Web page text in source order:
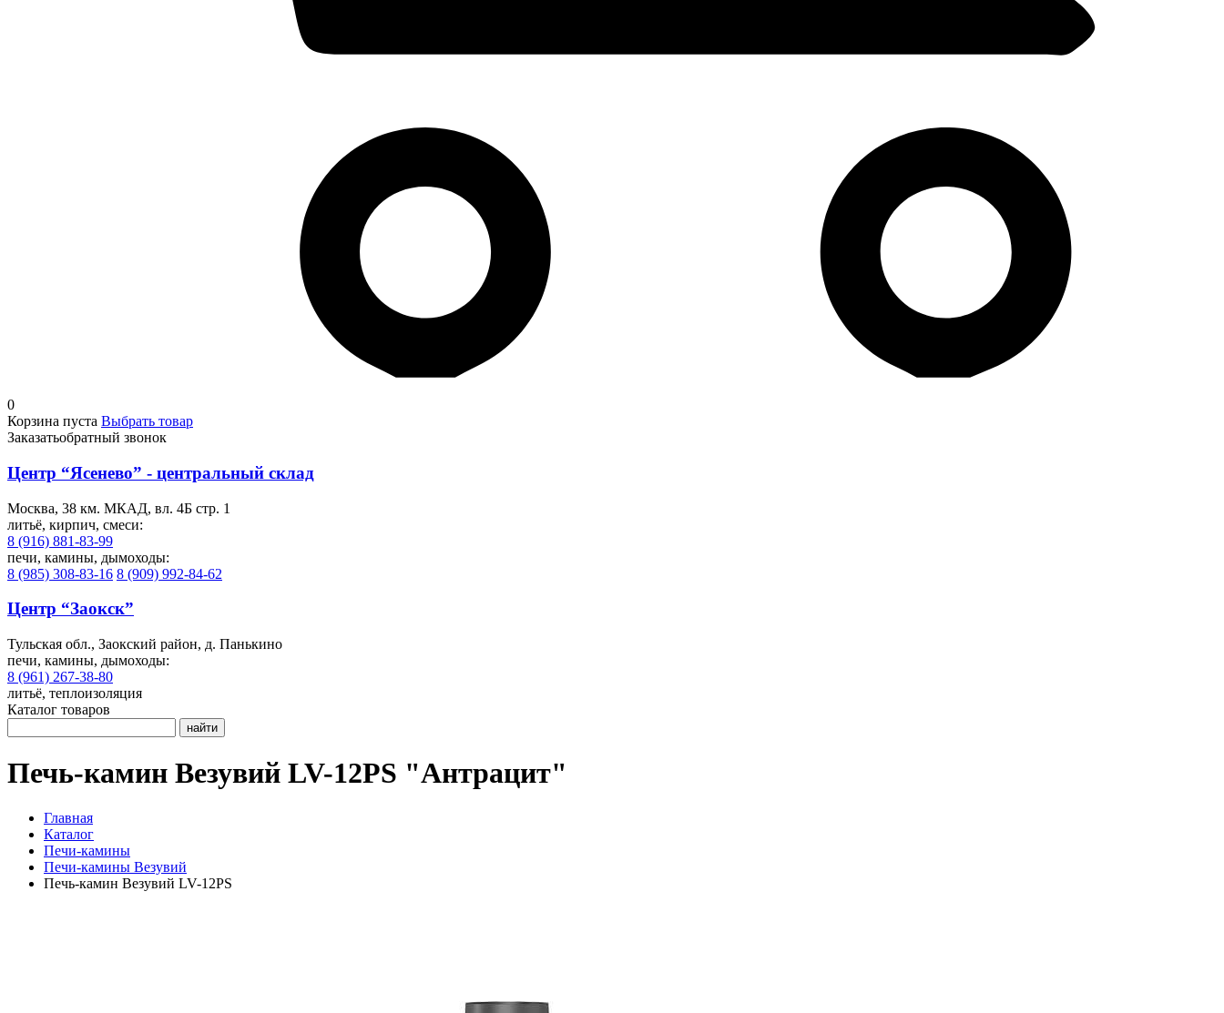
0
Корзина пуста Выбрать товар
Заказатьобратный звонок
Центр “Ясенево” - центральный склад
Москва, 38 км. МКАД, вл. 4Б стр. 1
литьё, кирпич, смеси:
8 (916) 881-83-99
печи, камины, дымоходы:
8 (985) 308-83-16 8 (909) 992-84-62
Центр “Заокск”
Тульская обл., Заокский район, д. Панькино
печи, камины, дымоходы:
8 (961) 267-38-80
литьё, теплоизоляция
Каталог товаров
найти
Печь-камин Везувий LV-12PS "Антрацит"
Главная
Каталог
Печи-камины
Печи-камины Везувий
Печь-камин Везувий LV-12РS